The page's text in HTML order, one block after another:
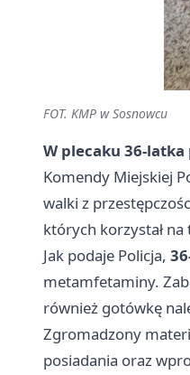
FOT. KMP w Sosnowcu
W plecaku 36-
Komendy Miejskiej
walki z
których korzystał
Jak podaje Policja,
metamfetaminy.
również gotówkę
Zgromadzony
posiadania oraz